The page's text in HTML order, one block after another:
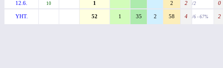
12.6.
10 1 2 2 /2 0
YHT. 52 1 35 2 58 4 /6 - 67% 2